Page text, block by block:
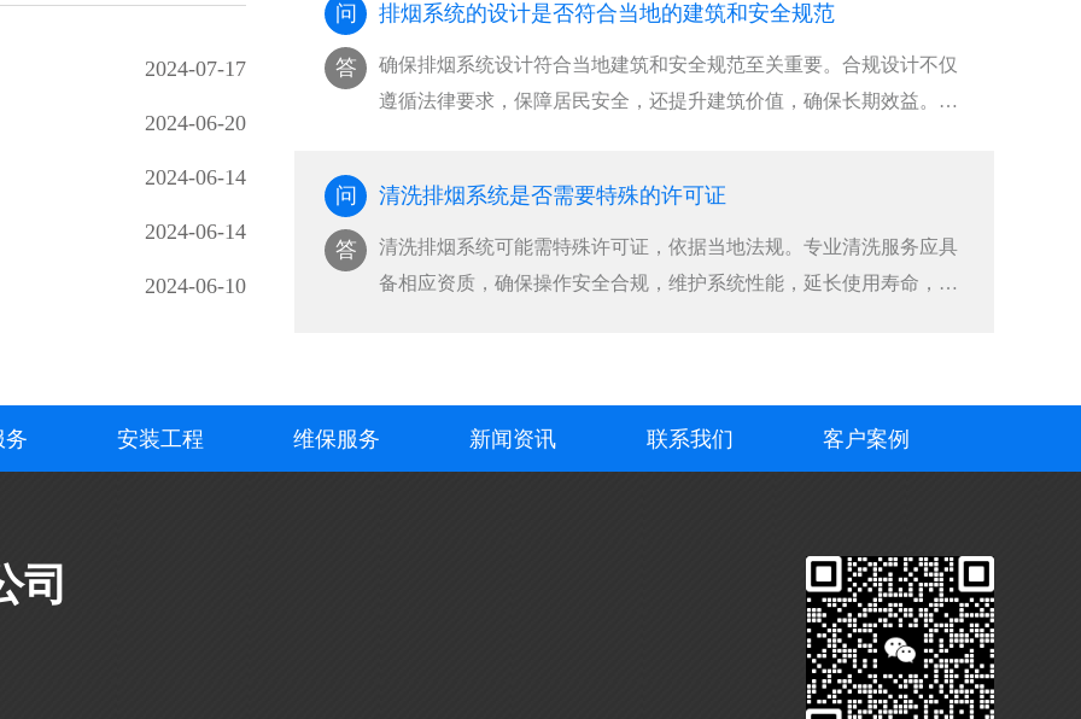
2024-07-17
2024-06-20
2024-06-14
2024-06-14
2024-06-10
问 排烟系统的设计是否符合当地的建筑和安全规范
答
确保排烟系统设计符合当地建筑和安全规范至关重要。合规设计不仅
遵循法律要求，保障居民安全，还提升建筑价值，确保长期效益。选
问 清洗排烟系统是否需要特殊的许可证
答
清洗排烟系统可能需特殊许可证，依据当地法规。专业清洗服务应具
备相应资质，确保操作安全合规，维护系统性能，延长使用寿命，保
务 安装工程 维保服务 新闻资讯 联系我们 客户案例
司